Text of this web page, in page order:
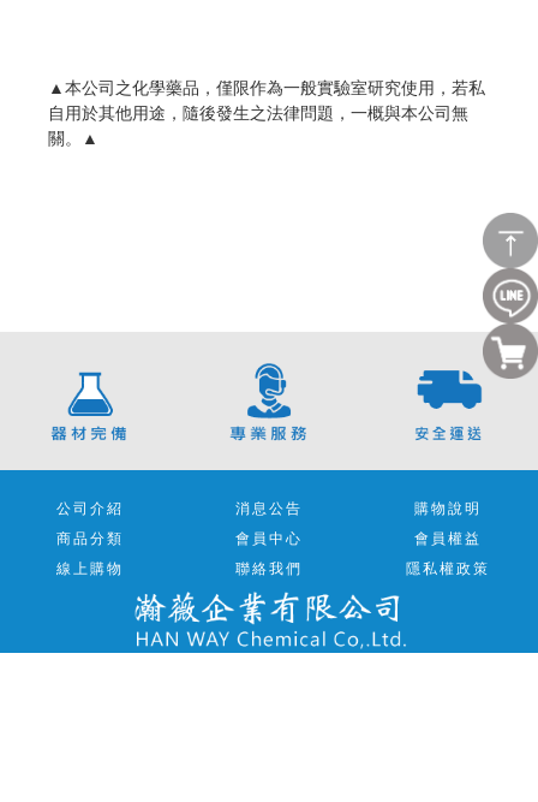
▲本公司之化學藥品，僅限作為一般實驗室研究使用，若私
自用於其他用途，隨後發生之法律問題，一概與本公司無
關。▲
公司介紹 消息公告
購物說明
商品分類
會員中心
會員權益
線上購物
聯絡我們 隱私權政策